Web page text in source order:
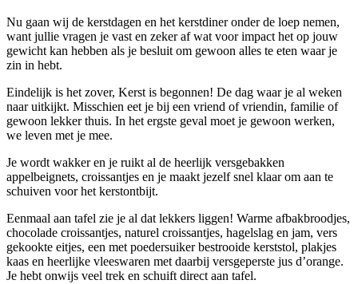
Nu gaan wij de kerstdagen en het kerstdiner onder de loep nemen,
want jullie vragen je vast en zeker af wat voor impact het op jouw
gewicht kan hebben als je besluit om gewoon alles te eten waar je
zin in hebt.
Eindelijk is het zover, Kerst is begonnen! De dag waar je al weken
naar uitkijkt. Misschien eet je bij een vriend of vriendin, familie of
gewoon lekker thuis. In het ergste geval moet je gewoon werken,
we leven met je mee.
Je wordt wakker en je ruikt al de heerlijk versgebakken
appelbeignets, croissantjes en je maakt jezelf snel klaar om aan te
schuiven voor het kerstontbijt.
Eenmaal aan tafel zie je al dat lekkers liggen! Warme afbakbroodjes,
chocolade croissantjes, naturel croissantjes, hagelslag en jam, vers
gekookte eitjes, een met poedersuiker bestrooide kerststol, plakjes
kaas en heerlijke vleeswaren met daarbij versgeperste jus d’orange.
Je hebt onwijs veel trek en schuift direct aan tafel.